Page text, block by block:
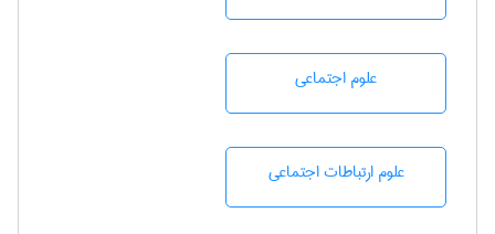
علوم اجتماعی
علوم ارتباطات اجتماعی